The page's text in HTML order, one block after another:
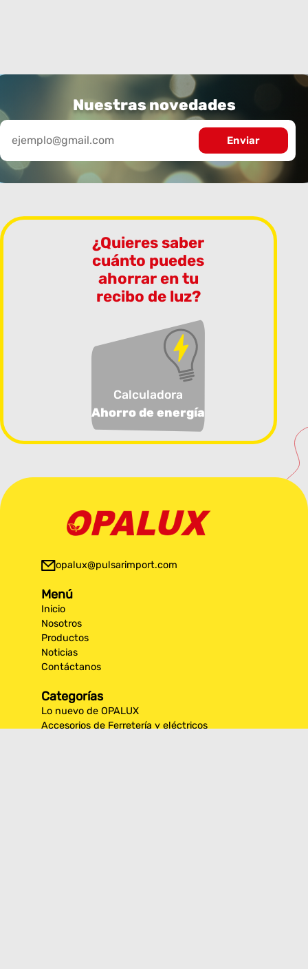
Nuestras novedades
¿Quieres saber
cuánto puedes
ahorrar en tu
recibo de luz?
Calculadora
Ahorro de energía
opalux@pulsarimport.com
Menú
Inicio
Nosotros
Productos
Noticias
Contáctanos
Categorías
Lo nuevo de OPALUX
Accesorios de Ferretería y eléctricos